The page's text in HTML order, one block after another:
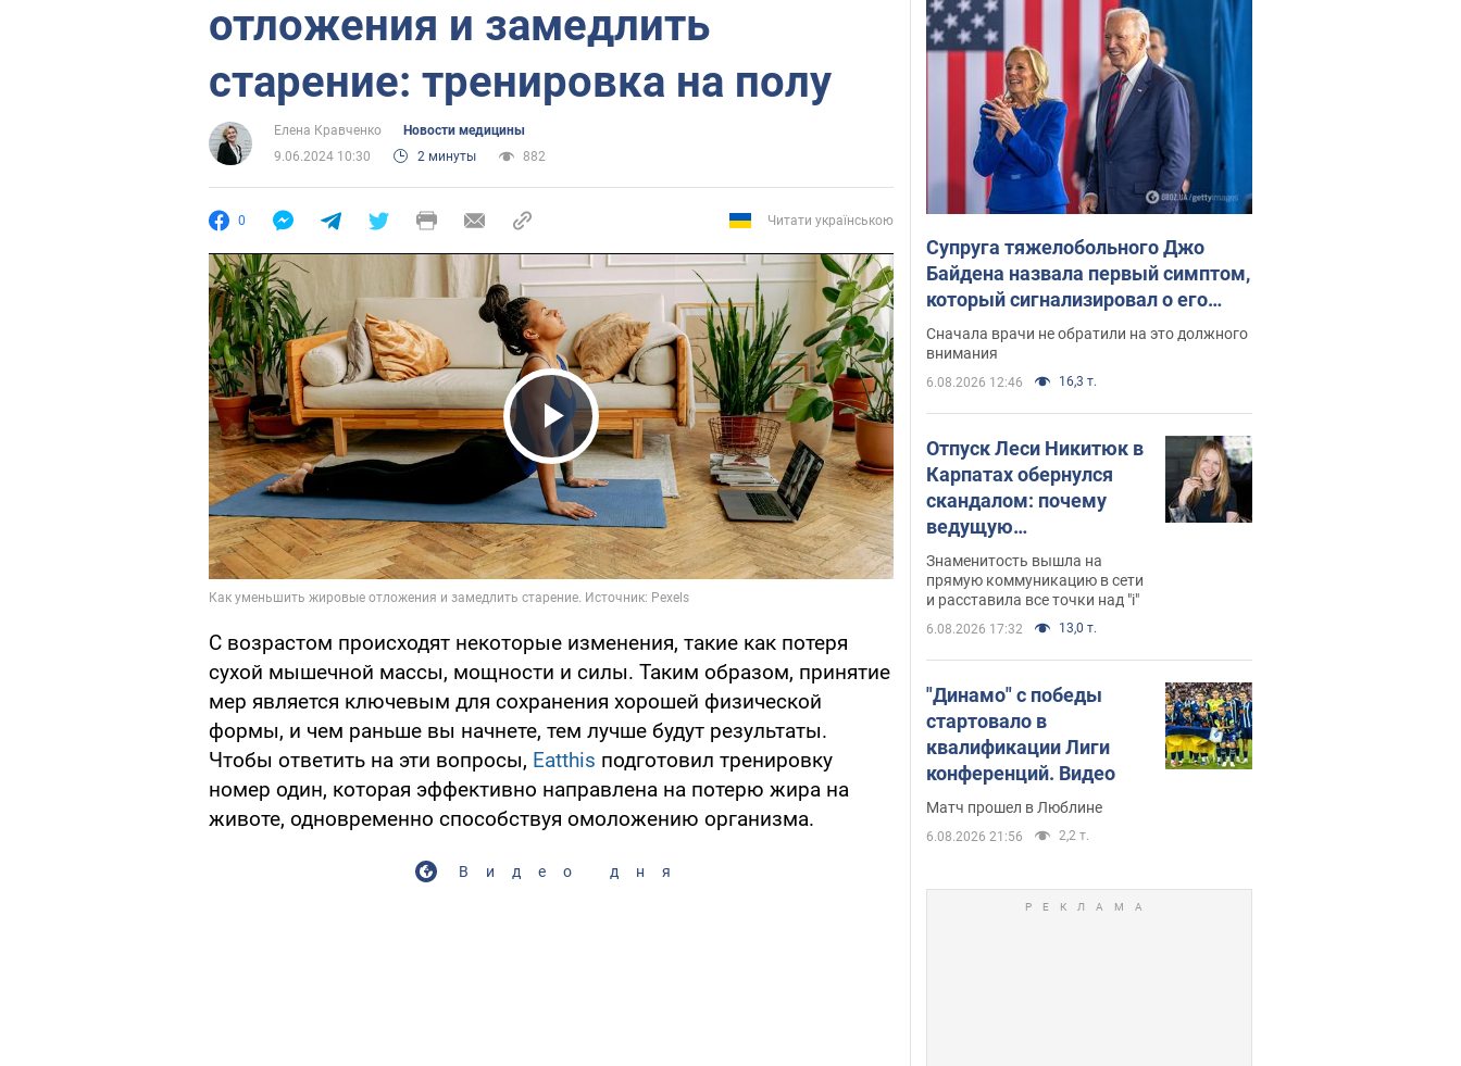
отложения и замедлить
старение: тренировка на полу
Елена Кравченко
Новости медицины
9.06.2024 10:30
2 минуты 882
0 Читати українською
Play Video
С возрастом происходят некоторые изменения, такие как потеря
сухой мышечной массы, мощности и силы. Таким образом, принятие
мер является ключевым для сохранения хорошей физической
формы, и чем раньше вы начнете, тем лучше будут результаты.
Чтобы ответить на эти вопросы, Eatthis подготовил тренировку
номер один, которая эффективно направлена на потерю жира на
животе, одновременно способствуя омоложению организма.
Видео дня
Супруга тяжелобольного Джо
Байдена назвала первый симптом,
который сигнализировал о его
"агрессивном" раке
Сначала врачи не обратили на это должного
внимания
6.08.2026 12:46 16,3 т.
Отпуск Леси Никитюк в
Карпатах обернулся
скандалом: почему
ведущую
несправедливо
захейтили
Знаменитость вышла на
прямую коммуникацию в сети
и расставила все точки над "i"
6.08.2026 17:32 13,0 т.
"Динамо" с победы
стартовало в
квалификации Лиги
конференций. Видео
Матч прошел в Люблине
6.08.2026 21:56 2,2 т.